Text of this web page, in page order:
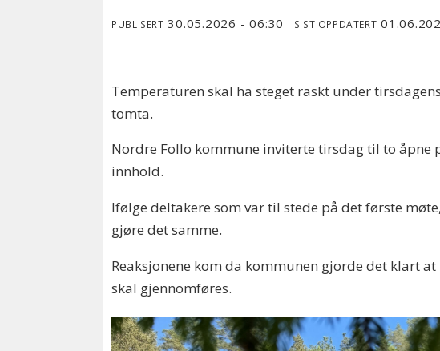
PUBLISERT 30.05.2026 - 06:30 SIST OPPDATERT
Temperaturen skal ha steget raskt under
tomta.
Nordre Follo kommune inviterte tirsdag til to åpne
innhold.
Ifølge deltakere som var til stede på det første
gjøre det samme.
Reaksjonene kom da kommunen gjorde det klart
skal gjennomføres.